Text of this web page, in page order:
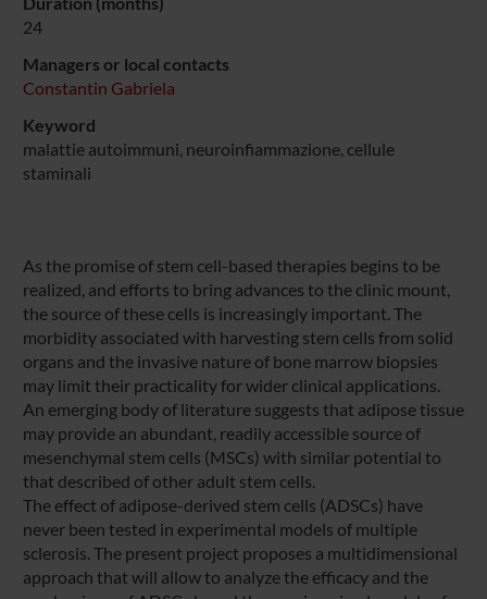
24
Managers or local contacts
Constantin Gabriela
Keyword
malattie autoimmuni, neuroinfiammazione, cellule
staminali
As the promise of stem cell-based therapies begins to be
realized, and efforts to bring advances to the clinic mount,
the source of these cells is increasingly important. The
morbidity associated with harvesting stem cells from solid
organs and the invasive nature of bone marrow biopsies
may limit their practicality for wider clinical applications.
An emerging body of literature suggests that adipose tissue
may provide an abundant, readily accessible source of
mesenchymal stem cells (MSCs) with similar potential to
that described of other adult stem cells.
The effect of adipose-derived stem cells (ADSCs) have
never been tested in experimental models of multiple
sclerosis. The present project proposes a multidimensional
approach that will allow to analyze the efficacy and the